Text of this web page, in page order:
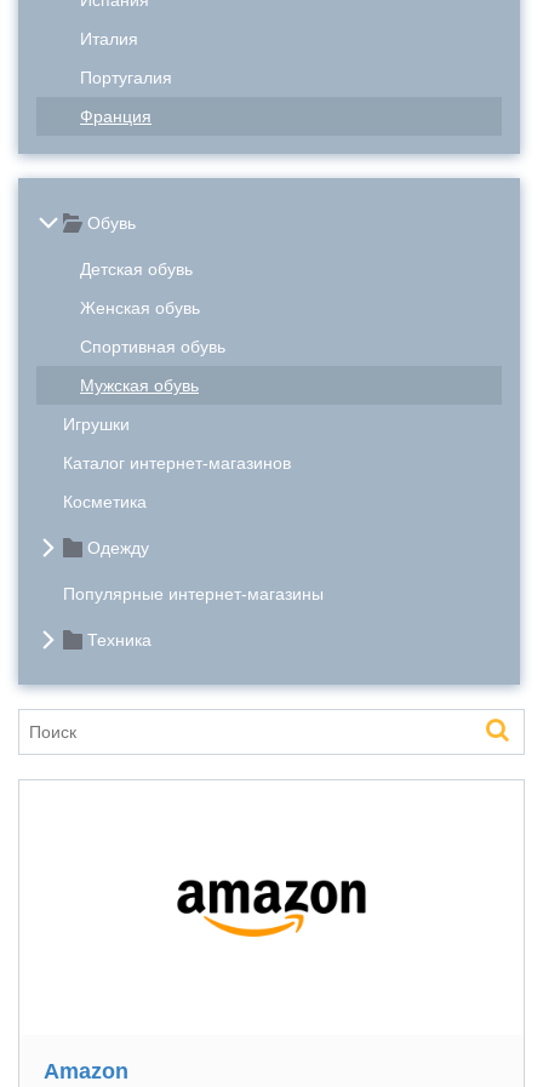
Италия
Португалия
Франция
Обувь
Детская обувь
Женская обувь
Спортивная обувь
Мужская обувь
Игрушки
Каталог интернет-магазинов
Косметика
Одежду
Популярные интернет-магазины
Техника
Amazon